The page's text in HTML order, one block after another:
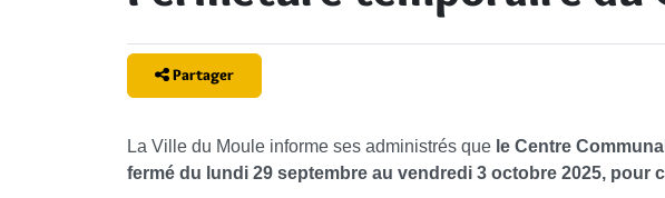
Partager
La Ville du Moule informe ses administrés que le Centre
fermé du lundi 29 septembre au vendredi 3 octobre 2025, pour